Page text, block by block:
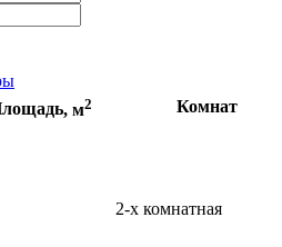
, м2 Комнат
2-x комнатная